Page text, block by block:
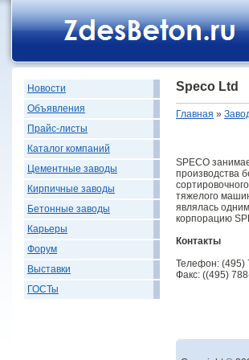
Новости
Объявления
Прайс-листы
Каталог компаний
Цементные заводы
Кирпичные заводы
Бетонные заводы
Карьеры
Форум
Выставки
ГОСТы
Speco Ltd
Главная »
SPECO
производства
тяжелого
являлась
корпорацию
Контакты
Телефон: (495)
Факс: ((495)